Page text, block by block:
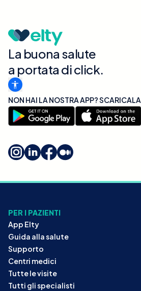
La buona salute
a portata di click.
NON HAI LA NOSTRA APP? SCARICALA
PER I PAZIENTI
App Elty
Guida alla salute
Supporto
Centri medici
Tutte le visite
Tutti gli specialisti